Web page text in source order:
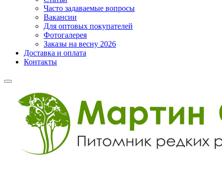
Часто задаваемые вопросы
Вакансии
Для оптовых покупателей
Фотогалерея
Заказы на весну 2026
Доставка и оплата
Контакты